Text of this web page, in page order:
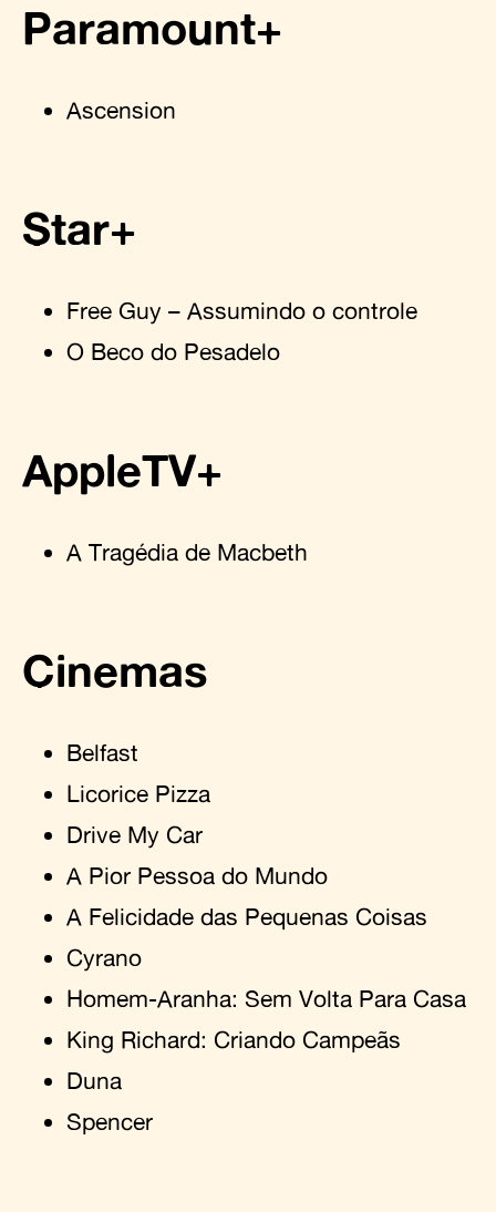
Paramount+
Ascension
Star+
Free Guy – Assumindo o controle
O Beco do Pesadelo
AppleTV+
A Tragédia de Macbeth
Cinemas
Belfast
Licorice Pizza
Drive My Car
A Pior Pessoa do Mundo
A Felicidade das Pequenas Coisas
Cyrano
Homem-Aranha: Sem Volta Para Casa
King Richard: Criando Campeãs
Duna
Spencer